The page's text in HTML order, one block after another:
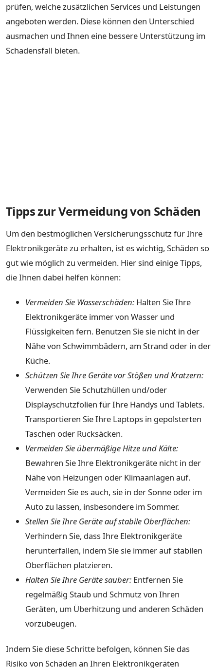
prüfen, welche zusätzlichen Services und Leistungen
angeboten werden. Diese können den Unterschied
ausmachen und Ihnen eine bessere Unterstützung im
Schadensfall bieten.
Tipps zur Vermeidung von Schäden
Um den bestmöglichen Versicherungsschutz für Ihre
Elektronikgeräte zu erhalten, ist es wichtig, Schäden so
gut wie möglich zu vermeiden. Hier sind einige Tipps,
die Ihnen dabei helfen können:
Vermeiden Sie Wasserschäden: Halten Sie Ihre
Elektronikgeräte immer von Wasser und
Flüssigkeiten fern. Benutzen Sie sie nicht in der
Nähe von Schwimmbädern, am Strand oder in der
Küche.
Schützen Sie Ihre Geräte vor Stößen und Kratzern:
Verwenden Sie Schutzhüllen und/oder
Displayschutzfolien für Ihre Handys und Tablets.
Transportieren Sie Ihre Laptops in gepolsterten
Taschen oder Rucksäcken.
Vermeiden Sie übermäßige Hitze und Kälte:
Bewahren Sie Ihre Elektronikgeräte nicht in der
Nähe von Heizungen oder Klimaanlagen auf.
Vermeiden Sie es auch, sie in der Sonne oder im
Auto zu lassen, insbesondere im Sommer.
Stellen Sie Ihre Geräte auf stabile Oberflächen:
Verhindern Sie, dass Ihre Elektronikgeräte
herunterfallen, indem Sie sie immer auf stabilen
Oberflächen platzieren.
Halten Sie Ihre Geräte sauber: Entfernen Sie
regelmäßig Staub und Schmutz von Ihren
Geräten, um Überhitzung und anderen Schäden
vorzubeugen.
Indem Sie diese Schritte befolgen, können Sie das
Risiko von Schäden an Ihren Elektronikgeräten